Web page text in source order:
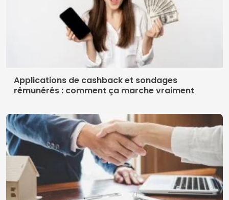
Applications de cashback et sondages
rémunérés : comment ça marche vraiment